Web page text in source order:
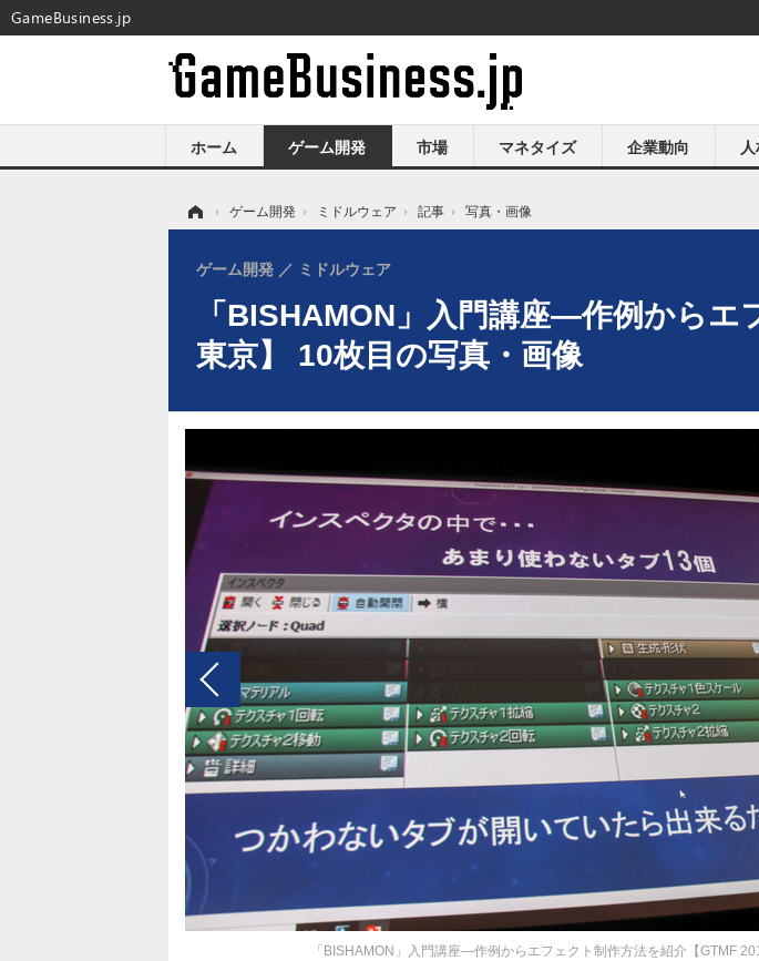
ホーム ゲーム開発 市場 マネタイズ 企業動向
› ゲーム開発 › ミドルウェア › 記事 › 写真・画像
「BISHAMON」入門講座―作例から
東京】 10枚目の写真・画像
ゲーム開発 ミドルウェア
「BISHAMON」入門講座―作例からエフェクト制作方法を紹介【GTMF
GameBusiness.jp